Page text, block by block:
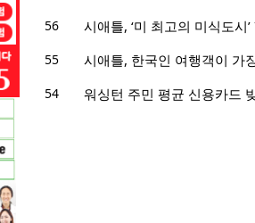
56
시애틀, ‘미 최고의 미식도시’
55
시애틀, 한국인 여행객이 가
54
워싱턴 주민 평균 신용카드